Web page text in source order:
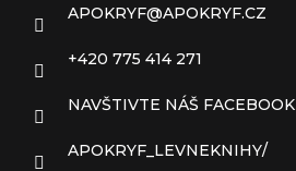
APOKRYF@APOKRYF.CZ
+420 775 414 271
NAVŠTIVTE NÁŠ FACEBOOK
APOKRYF_LEVNEKNIHY/